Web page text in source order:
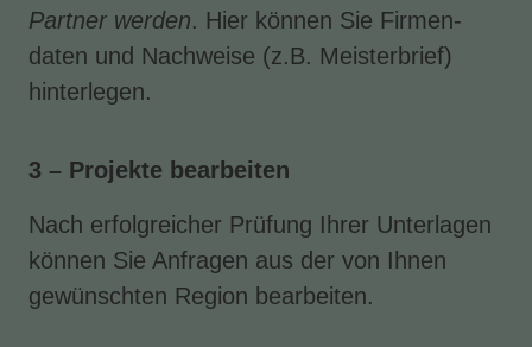
Partner werden. Hier können Sie Firmen­
daten und Nachweise (z.B. Meister­brief)
hinterlegen.
3 – Projekte bearbeiten
Nach erfolgreicher Prüfung Ihrer Unterlagen
können Sie Anfragen aus der von Ihnen
gewünschten Region bearbeiten.